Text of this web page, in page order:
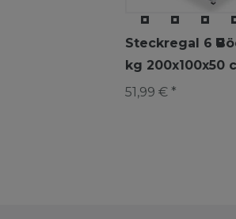
Steckregal 6
kg 200x100x50
51,99 € *